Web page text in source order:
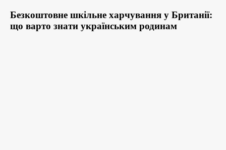
Безкоштовне шкільне харчування у Британії:
що варто знати українським родинам